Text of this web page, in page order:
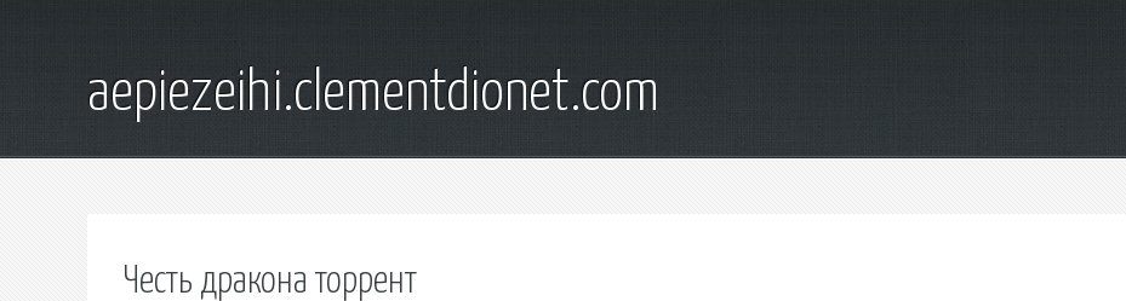
aepiezeihi.clementdionet.com
Честь дракона торрент